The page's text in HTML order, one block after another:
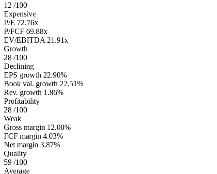
12 /100
Expensive
P/E 72.76x
P/FCF 69.88x
EV/EBITDA 21.91x
Growth
28 /100
Declining
EPS growth 22.90%
Book val. growth 22.51%
Rev. growth 1.86%
Profitability
28 /100
Weak
Gross margin 12.00%
FCF margin 4.03%
Net margin 3.87%
Quality
59 /100
Average